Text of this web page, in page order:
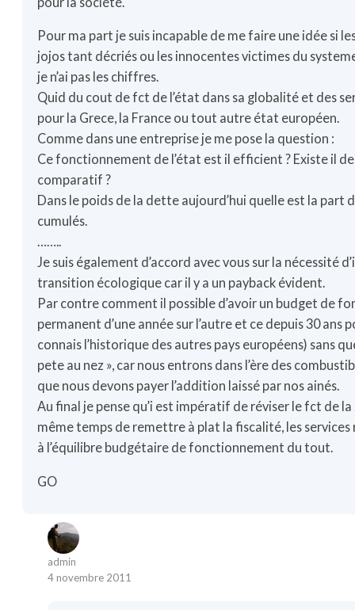
Pour ma part je suis incapable de me faire une idée si
jojos tant décriés ou les innocentes victimes du
je n’ai pas les chiffres.
Quid du cout de fct de l’état dans sa globalité et des
pour la Grece, la France ou tout autre état européen.
Comme dans une entreprise je me pose la question :
Ce fonctionnement de l’état est il efficient ? Existe il
comparatif ?
Dans le poids de la dette aujourd’hui quelle est la part
cumulés.
……..
Je suis également d’accord avec vous sur la nécessité
transition écologique car il y a un payback évident.
Par contre comment il possible d’avoir un budget de
permanent d’une année sur l’autre et ce depuis 30 ans
connais l’historique des autres pays européens) sans
pete au nez », car nous entrons dans l’ère des
que nous devons payer l’addition laissé par nos ainés.
Au final je pense qu’i est impératif de réviser le fct de
même temps de remettre à plat la fiscalité, les services
à l’équilibre budgétaire de fonctionnement du tout.
GO
admin
4 novembre 2011